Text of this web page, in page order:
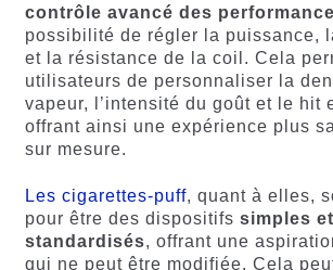
contrôle avancé des
possibilité de régler la puissance,
et la résistance de la coil. Cela
utilisateurs de personnaliser la
vapeur, l’intensité du goût et le hit
offrant ainsi une expérience plus
sur mesure.
Les cigarettes-puff, quant à elles,
pour être des dispositifs simples et
standardisés, offrant une
qui ne peut être modifiée. Cela